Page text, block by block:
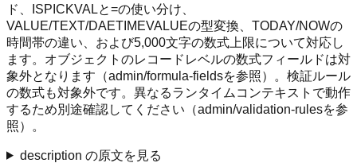
ド、ISPICKVALと=の使い分け、
VALUE/TEXT/DAETIMEVALUEの型変換、TODAY/NOWの
時間帯の違い、および5,000文字の数式上限について対応し
ます。オブジェクトのレコードレベルの数式フィールドは対
象外となります（admin/formula-fieldsを参照）。検証ルール
の数式も対象外です。異なるランタイムコンテキストで動作
するため別途確認してください（admin/validation-rulesを参
照）。
description の原文を見る